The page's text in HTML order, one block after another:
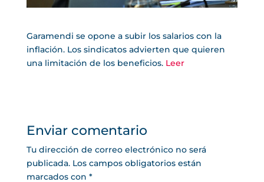
Garamendi se opone a subir los salarios con la
inflación. Los sindicatos advierten que quieren
una limitación de los beneficios. Leer
Enviar comentario
Tu dirección de correo electrónico no será
publicada. Los campos obligatorios están
marcados con *